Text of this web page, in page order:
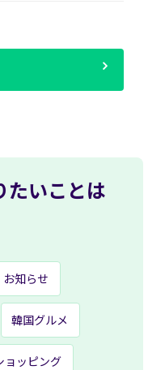
たいことは
お知らせ
韓国グルメ
ョッピング